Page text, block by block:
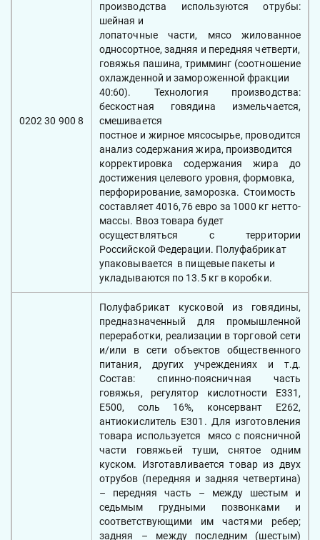
0202 30 900 8
производства используются отрубы:
шейная и
лопаточные части, мясо жилованное
односортное, задняя и передняя четверти,
говяжья пашина, тримминг (соотношение
охлажденной и замороженной фракции
40:60). Технология производства:
бескостная говядина измельчается,
смешивается
постное и жирное мясосырье, проводится
анализ содержания жира, производится
корректировка содержания жира до
достижения целевого уровня, формовка,
перфорирование, заморозка. Стоимость
составляет 4016,76 евро за 1000 кг нетто-
массы. Ввоз товара будет
осуществляться с территории
Российской Федерации. Полуфабрикат
упаковывается в пищевые пакеты и
укладываются по 13.5 кг в коробки.
Полуфабрикат кусковой из говядины,
предназначенный для промышленной
переработки, реализации в торговой сети
и/или в сети объектов общественного
питания, других учреждениях и т.д.
Состав: спинно-поясничная часть
говяжья, регулятор кислотности Е331,
Е500, соль 16%, консервант Е262,
антиокислитель Е301. Для изготовления
товара используется мясо с поясничной
части говяжьей туши, снятое одним
куском. Изготавливается товар из двух
отрубов (передняя и задняя четвертина)
– передняя часть – между шестым и
седьмым грудными позвонками и
соответствующими им частями ребер;
задняя – между последним (шестым)